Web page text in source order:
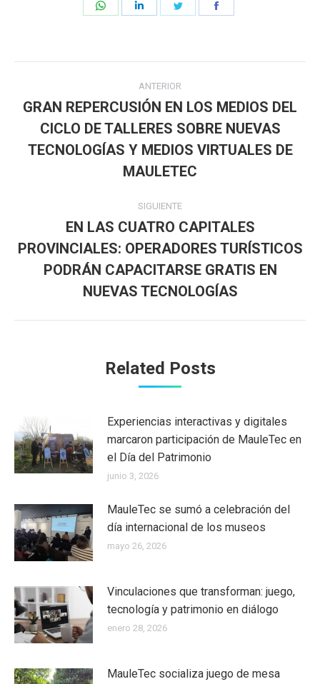
Navegación
entre
publicaciones
ANTERIOR
anterior:
GRAN REPERCUSIÓN EN LOS MEDIOS DEL
CICLO DE TALLERES SOBRE NUEVAS
TECNOLOGÍAS Y MEDIOS VIRTUALES DE
MAULETEC
SIGUIENTE
siguiente:
EN LAS CUATRO CAPITALES
PROVINCIALES: OPERADORES TURÍSTICOS
PODRÁN CAPACITARSE GRATIS EN
NUEVAS TECNOLOGÍAS
Related Posts
Experiencias interactivas y digitales
marcaron participación de MauleTec en
el Día del Patrimonio
junio 3, 2026
MauleTec se sumó a celebración del
día internacional de los museos
mayo 26, 2026
Vinculaciones que transforman: juego,
tecnología y patrimonio en diálogo
enero 28, 2026
MauleTec socializa juego de mesa